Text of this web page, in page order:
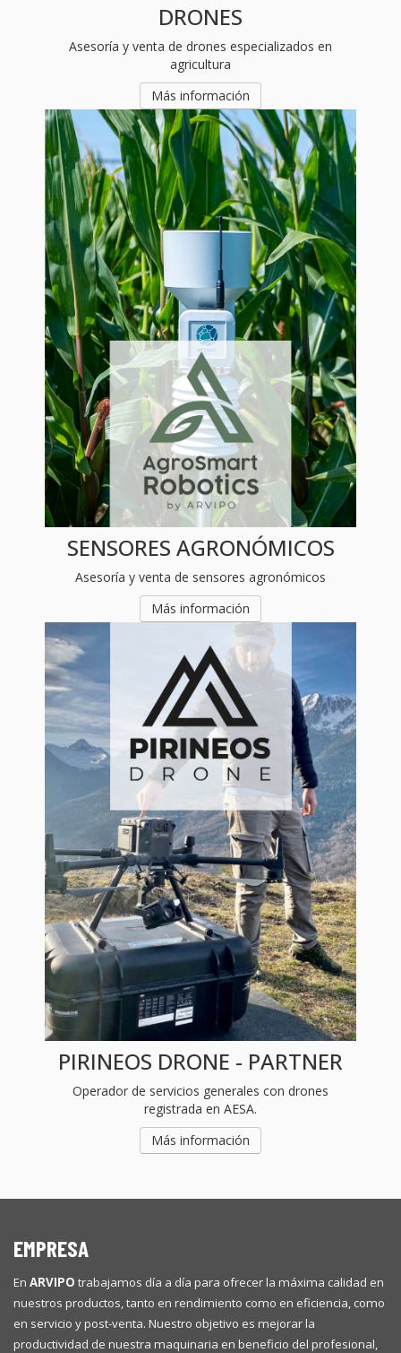
DRONES
Asesoría y venta de drones especializados en
agricultura
Más información
SENSORES AGRONÓMICOS
Asesoría y venta de sensores agronómicos
Más información
PIRINEOS DRONE - PARTNER
Operador de servicios generales con drones
registrada en AESA.
Más información
EMPRESA
En ARVIPO trabajamos día a día para ofrecer la máxima calidad en
nuestros productos, tanto en rendimiento como en eficiencia, como
en servicio y post-venta. Nuestro objetivo es mejorar la
productividad de nuestra maquinaria en beneficio del profesional,